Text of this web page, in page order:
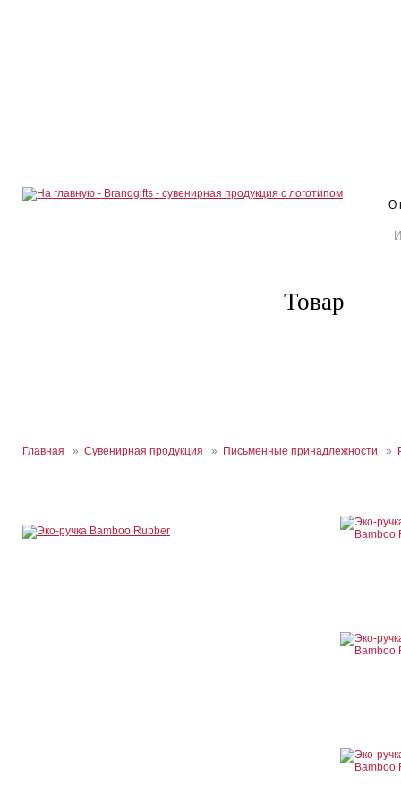
О
Товар
Главная » Сувенирная продукция » Письменные принадлежности »